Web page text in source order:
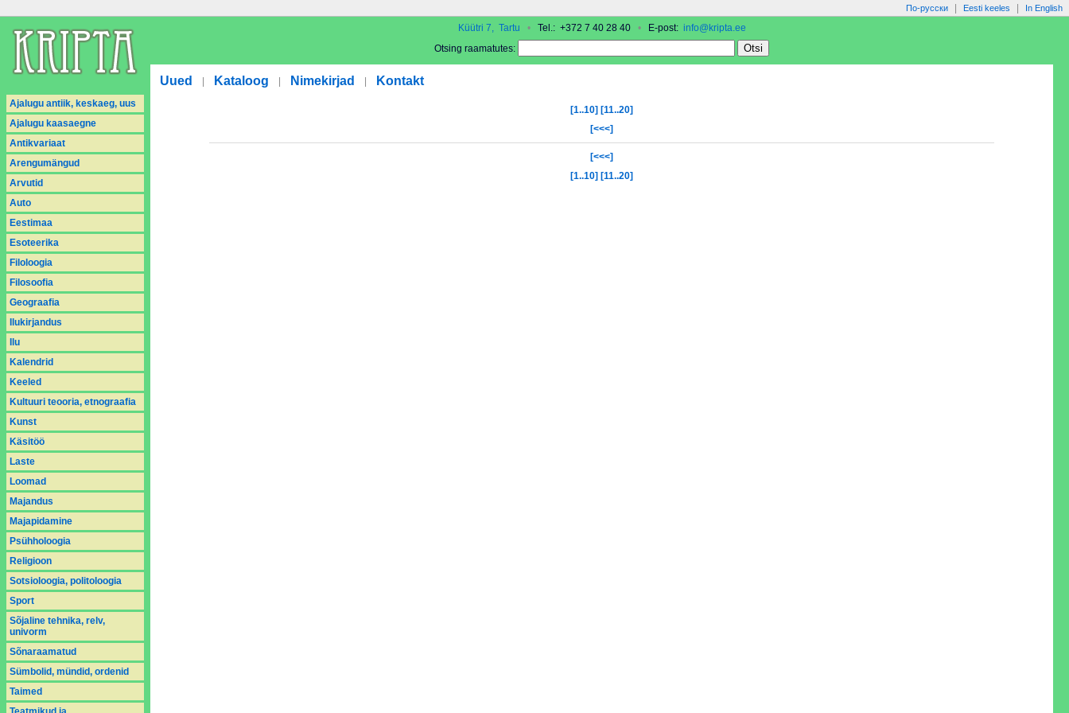
По-русски Eesti keeles In English
Küütri 7, Tartu •Tel.: +372 7 40 28 40 •E-post: info@kripta.ee
Otsing raamatutes:
Uued Kataloog Nimekirjad Kontakt
Ajalugu antiik, keskaeg, uus
Ajalugu kaasaegne
Antikvariaat
Arengumängud
Arvutid
Auto
Eestimaa
Esoteerika
Filoloogia
Filosoofia
Geograafia
Ilukirjandus
Ilu
Kalendrid
Keeled
Kultuuri teooria, etnograafia
Kunst
Käsitöö
Laste
Loomad
Majandus
Majapidamine
Psühholoogia
Religioon
Sotsioloogia, politoloogia
Sport
Sõjaline tehnika, relv,
univorm
Sõnaraamatud
Sümbolid, mündid, ordenid
Taimed
[1..10] [11..20]
[<<<]
[<<<]
[1..10] [11..20]